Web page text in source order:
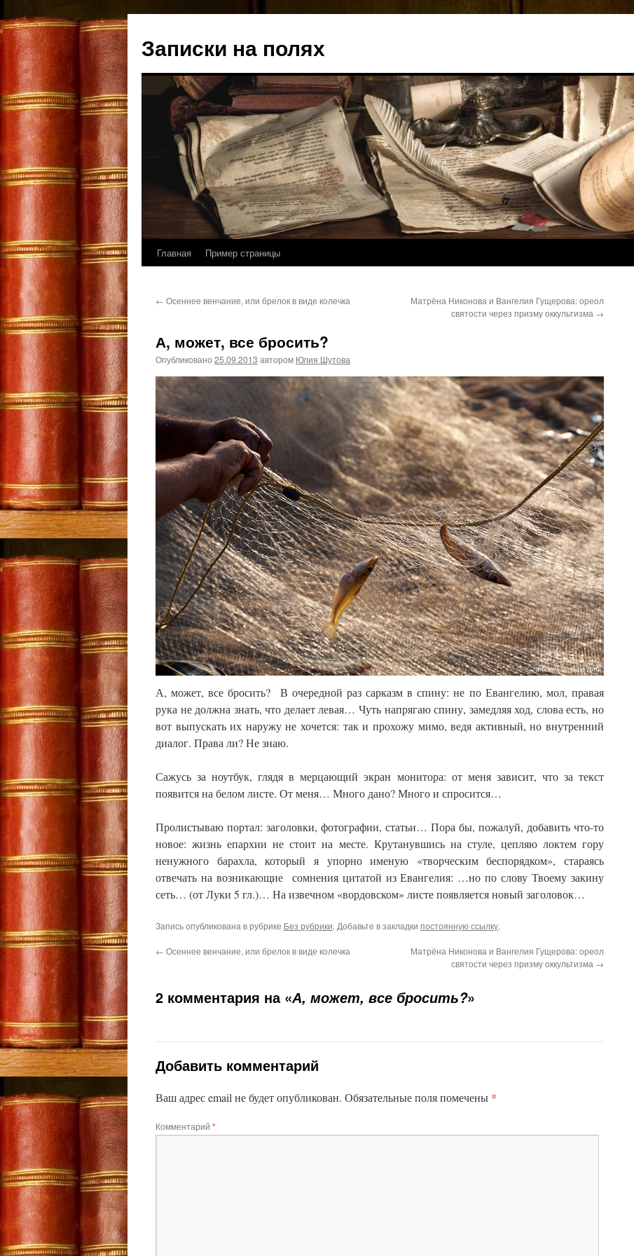
Записки на полях
Перейти
содержимому
Главная Пример страницы
← Осеннее венчание, или брелок в виде колечка
Матрёна Никонова и Вангелия Гущерова: ореол
святости через призму оккультизма →
А, может, все бросить?
Опубликовано 25.09.2013 автором Юлия Шутова
А, может, все бросить? В очередной раз сарказм в спину: не по Евангелию, мол, правая
рука не должна знать, что делает левая… Чуть напрягаю спину, замедляя ход, слова есть, но
вот выпускать их наружу не хочется: так и прохожу мимо, ведя активный, но внутренний
диалог. Права ли? Не знаю.
Сажусь за ноутбук, глядя в мерцающий экран монитора: от меня зависит, что за текст
появится на белом листе. От меня… Много дано? Много и спросится…
Пролистываю портал: заголовки, фотографии, статьи… Пора бы, пожалуй, добавить что-то
новое: жизнь епархии не стоит на месте. Крутанувшись на стуле, цепляю локтем гору
ненужного барахла, который я упорно именую «творческим беспорядком», стараясь
отвечать на возникающие сомнения цитатой из Евангелия: …но по слову Твоему закину
сеть… (от Луки 5 гл.)… На извечном «вордовском» листе появляется новый заголовок…
Запись опубликована в рубрике Без рубрики. Добавьте в закладки постоянную ссылку.
← Осеннее венчание, или брелок в виде колечка
Матрёна Никонова и Вангелия Гущерова: ореол
святости через призму оккультизма →
2 комментария на «А, может, все бросить?»
Добавить комментарий
Ваш адрес email не будет опубликован. Обязательные поля помечены *
Комментарий *